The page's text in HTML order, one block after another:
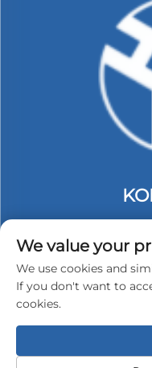
Tongle Longgang.
Tel:+86-13530558584
E-mail:[email
Kopjorjiż © 2025
We value your
We use cookies and
If you don't want to
cookies.